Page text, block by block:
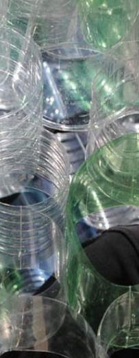
objetos vídeos livro loja